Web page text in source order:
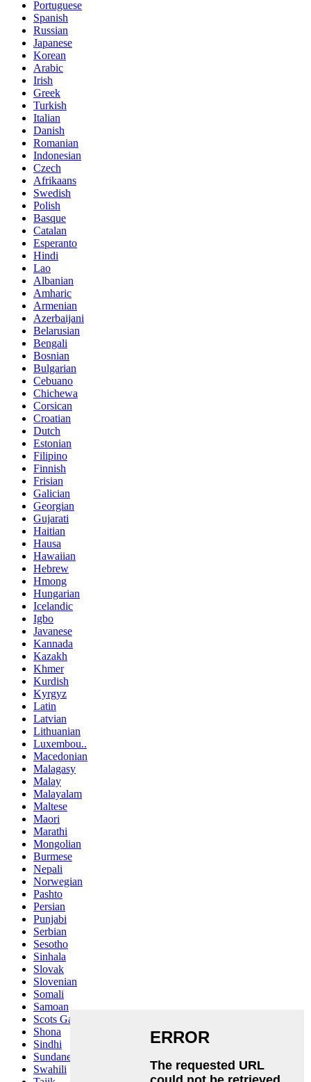
Portuguese
Spanish
Russian
Japanese
Korean
Arabic
Irish
Greek
Turkish
Italian
Danish
Romanian
Indonesian
Czech
Afrikaans
Swedish
Polish
Basque
Catalan
Esperanto
Hindi
Lao
Albanian
Amharic
Armenian
Azerbaijani
Belarusian
Bengali
Bosnian
Bulgarian
Cebuano
Chichewa
Corsican
Croatian
Dutch
Estonian
Filipino
Finnish
Frisian
Galician
Georgian
Gujarati
Haitian
Hausa
Hawaiian
Hebrew
Hmong
Hungarian
Icelandic
Igbo
Javanese
Kannada
Kazakh
Khmer
Kurdish
Kyrgyz
Latin
Latvian
Lithuanian
Luxembou..
Macedonian
Malagasy
Malay
Malayalam
Maltese
Maori
Marathi
Mongolian
Burmese
Nepali
Norwegian
Pashto
Persian
Punjabi
Serbian
Sesotho
Sinhala
Slovak
Slovenian
Somali
Samoan
Scots Gaelic
Shona
Sindhi
Sundanese
Swahili